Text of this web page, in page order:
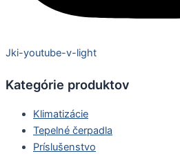
Jki-youtube-v-light
Kategórie produktov
Klimatizácie
Tepelné čerpadla
Príslušenstvo